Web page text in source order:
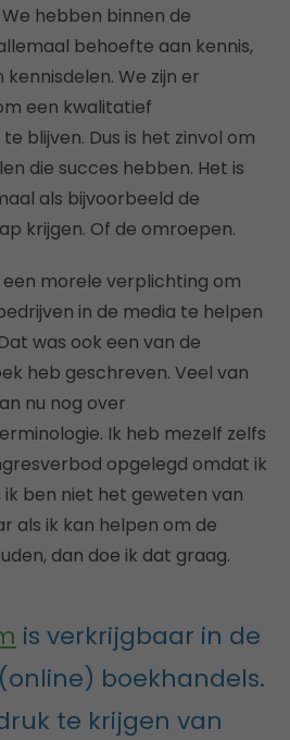
hebben binnen de
behoefte aan kennis,
We zijn er
een kwalitatief
blijven. Dus is het zinvol om
die succes hebben. Het is
als bijvoorbeeld de
krijgen. Of de omroepen.
morele verplichting om
in de media te helpen
was ook een van de
heb geschreven. Veel van
nu nog over
Ik heb mezelf zelfs
opgelegd omdat ik
ik ben niet het geweten van
als ik kan helpen om de
dan doe ik dat graag.
is verkrijgbaar in de
boekhandels.
te krijgen van